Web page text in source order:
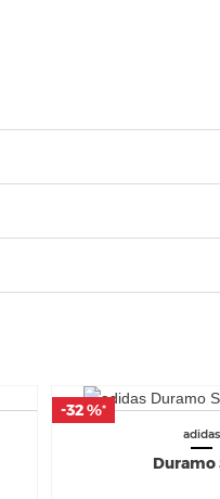
adidas
Duramo
-32 %*
-32 %*